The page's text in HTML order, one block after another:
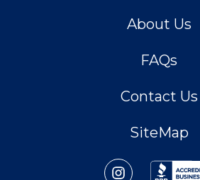
About Us
FAQs
Contact Us
SiteMap